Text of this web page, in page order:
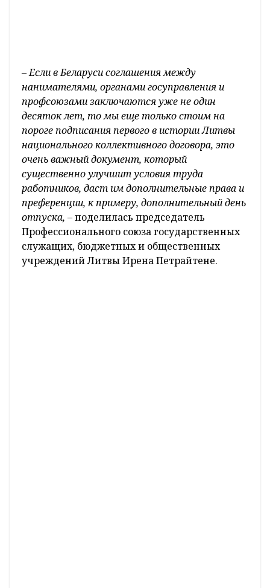
– Если в Беларуси соглашения между
нанимателями, органами госуправления и
профсоюзами заключаются уже не один
десяток лет, то мы еще только стоим на
пороге подписания первого в истории Литвы
национального коллективного договора, это
очень важный документ, который
существенно улучшит условия труда
работников, даст им дополнительные права и
преференции, к примеру, дополнительный день
отпуска, – поделилась председатель
Профессионального союза государственных
служащих, бюджетных и общественных
учреждений Литвы Ирена Петрайтене.